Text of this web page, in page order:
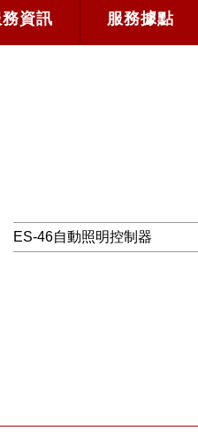
務資訊 服務據點
ES-46自動照明控制器